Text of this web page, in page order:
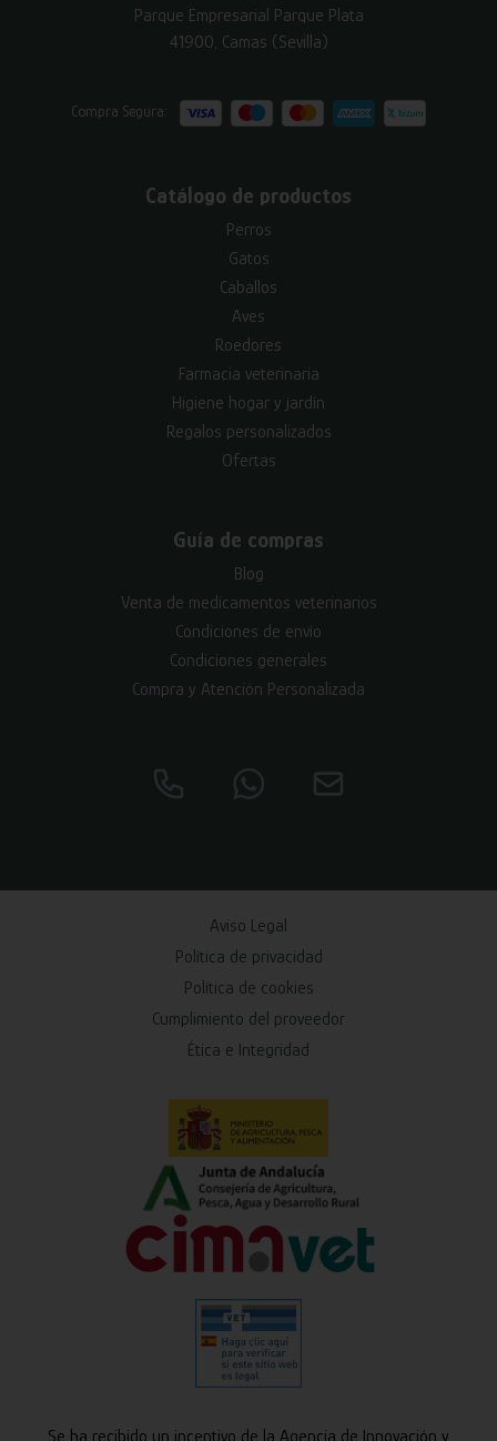
Parque Empresarial Parque Plata
41900, Camas (Sevilla)
Compra Segura:
Catálogo de productos
Perros
Gatos
Caballos
Aves
Roedores
Farmacia veterinaria
Higiene hogar y jardín
Regalos personalizados
Ofertas
Guía de compras
Blog
Venta de medicamentos veterinarios
Condiciones de envío
Condiciones generales
Compra y Atención Personalizada
Aviso Legal
Política de privacidad
Política de cookies
Cumplimiento del proveedor
Ética e Integridad
Se ha recibido un incentivo de la Agencia de Innovación y